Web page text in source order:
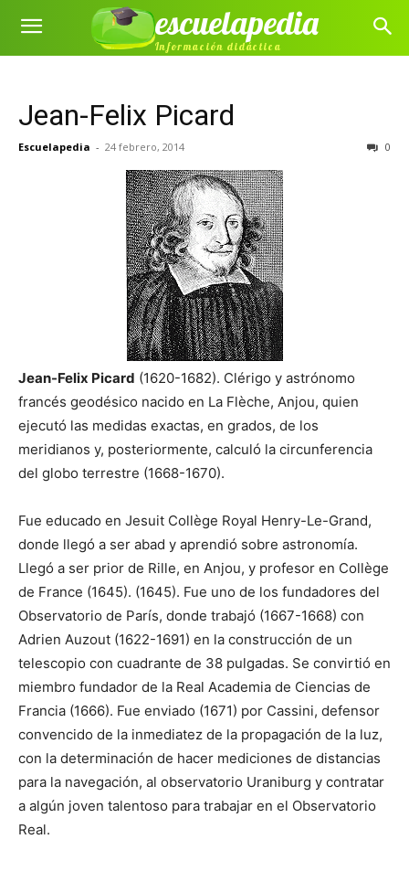
escuelapedia
Información didáctica
Jean-Felix Picard
Escuelapedia - 24 febrero, 2014 0
Jean-Felix Picard (1620-1682). Clérigo y astrónomo
francés geodésico nacido en La Flèche, Anjou, quien
ejecutó las medidas exactas, en grados, de los
meridianos y, posteriormente, calculó la circunferencia
del globo terrestre (1668-1670).
Fue educado en Jesuit Collège Royal Henry-Le-Grand,
donde llegó a ser abad y aprendió sobre astronomía.
Llegó a ser prior de Rille, en Anjou, y profesor en Collège
de France (1645). (1645). Fue uno de los fundadores del
Observatorio de París, donde trabajó (1667-1668) con
Adrien Auzout (1622-1691) en la construcción de un
telescopio con cuadrante de 38 pulgadas. Se convirtió en
miembro fundador de la Real Academia de Ciencias de
Francia (1666). Fue enviado (1671) por Cassini, defensor
convencido de la inmediatez de la propagación de la luz,
con la determinación de hacer mediciones de distancias
para la navegación, al observatorio Uraniburg y contratar
a algún joven talentoso para trabajar en el Observatorio
Real.